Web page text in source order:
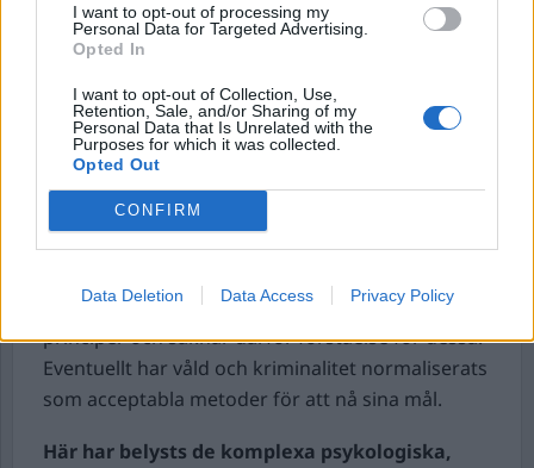
I want to opt-out of processing my
Personal Data for Targeted Advertising.
Opted In
I want to opt-out of Collection, Use,
Retention, Sale, and/or Sharing of my
Personal Data that Is Unrelated with the
Purposes for which it was collected.
Opted Out
CONFIRM
Data Deletion Data Access Privacy Policy
Ingen väg tillbaka
möjligheter att återvända till ett normalt liv –
konsekvenserna blir livslånga.
6. Moraliska och etiska aspekter
Etik och moral
bemötande eller lärt sig grundläggande etiska
principer och saknar därför förståelse för dessa.
Eventuellt har våld och kriminalitet normaliserats
som acceptabla metoder för att nå sina mål.
Här har belysts de komplexa psykologiska,